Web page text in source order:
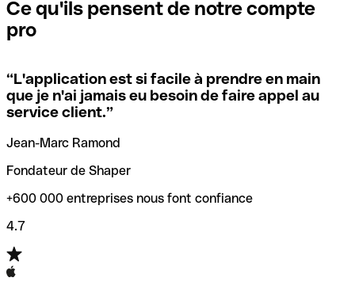
signifie que vous avez le code de l'une des succursales
locales.
Si vous n'êtes pas sûr du code SWIFT que vous devriez
utiliser, nous avons développé un outil de recherche de
codes SWIFT par nom de banque.
vérification/recherche de codes SWIFT. Ainsi, vous pouvez
trouver et vérifier vos codes SWIFT avant de réaliser vos
transferts d’argent.
Ce qu'ils pensent de notre compte
pro
“L'application est si facile à prendre en main
que je n'ai jamais eu besoin de faire appel au
service client.”
Jean-Marc Ramond
Fondateur de Shaper
+600 000 entreprises nous font confiance
4.7